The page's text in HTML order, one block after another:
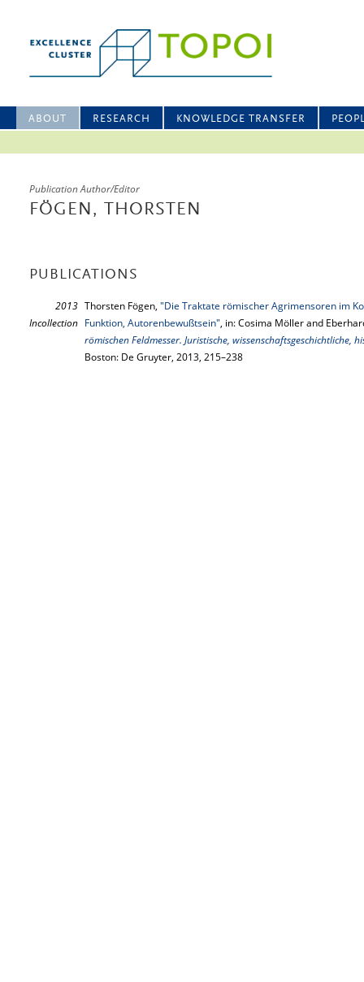
ABOUT RESEARCH KNOWLEDGE TRANSFER
Publication Author/Editor
FÖGEN, THORSTEN
PUBLICATIONS
2013
Incollection
Thorsten Fögen, "Die Traktate römischer Agrimensoren im
Funktion, Autorenbewußtsein", in: Cosima Möller and
römischen Feldmesser. Juristische, wissenschaftsgeschichtliche,
Boston: De Gruyter, 2013, 215–238